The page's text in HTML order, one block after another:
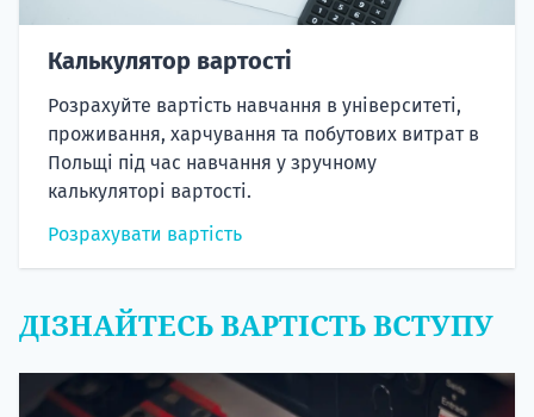
Калькулятор вартості
Розрахуйте вартість навчання в університеті,
проживання, харчування та побутових витрат в
Польщі під час навчання у зручному
калькуляторі вартості.
Розрахувати вартість
ДІЗНАЙТЕСЬ ВАРТІСТЬ ВСТУПУ